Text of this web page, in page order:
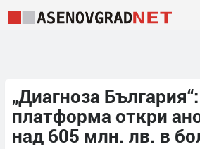
„Диагноза
платформа откри
над 605 млн. лв. в